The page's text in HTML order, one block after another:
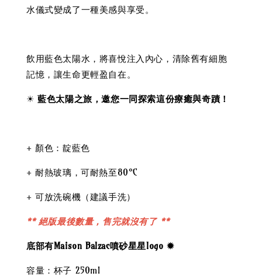
水儀式變成了一種美感與享受。
飲用藍色太陽水，將喜悅注入內心，清除舊有細胞
記憶，讓生命更輕盈自在。
☀ 藍色太陽之旅，邀您一同探索這份療癒與奇蹟！
+ 顏色：靛藍色
+ 耐熱玻璃，可耐熱至80°C
+ 可放洗碗機（建議手洗）
** 絕版最後數量，售完就沒有了 **
底部有Maison Balzac噴砂星星logo ✹
容量：杯子 250ml